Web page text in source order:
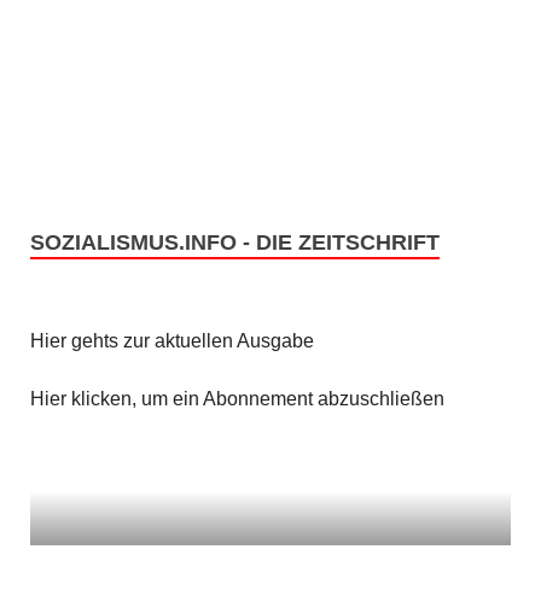
SOZIALISMUS.INFO - DIE ZEITSCHRIFT
Hier gehts zur aktuellen Ausgabe
Hier klicken, um ein Abonnement abzuschließen